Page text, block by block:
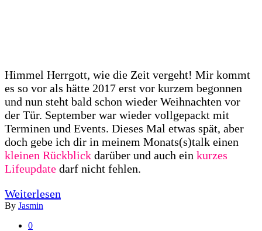
Himmel Herrgott, wie die Zeit vergeht! Mir kommt
es so vor als hätte 2017 erst vor kurzem begonnen
und nun steht bald schon wieder Weihnachten vor
der Tür. September war wieder vollgepackt mit
Terminen und Events. Dieses Mal etwas spät, aber
doch gebe ich dir in meinem Monats(s)talk einen
kleinen Rückblick darüber und auch ein kurzes
Lifeupdate darf nicht fehlen.
Weiterlesen
By Jasmin
0